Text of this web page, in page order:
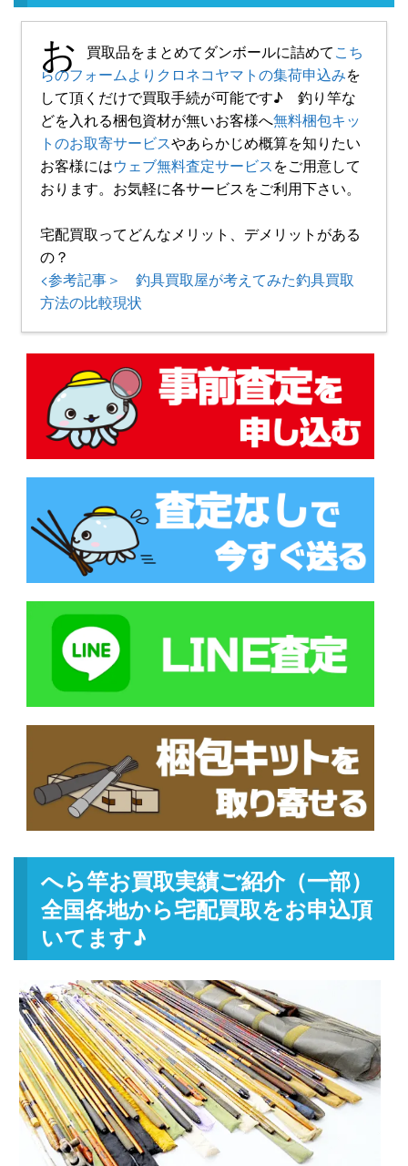
お 買取品をまとめてダンボールに詰めてこち
らのフォームよりクロネコヤマトの集荷申込みを
して頂くだけで買取手続が可能です♪ 釣り竿な
どを入れる梱包資材が無いお客様へ無料梱包キッ
トのお取寄サービスやあらかじめ概算を知りたい
お客様にはウェブ無料査定サービスをご用意して
おります。お気軽に各サービスをご利用下さい。
宅配買取ってどんなメリット、デメリットがある
の？
<参考記事＞ 釣具買取屋が考えてみた釣具買取
方法の比較現状
へら竿お買取実績ご紹介（一部）
全国各地から宅配買取をお申込頂
いてます♪